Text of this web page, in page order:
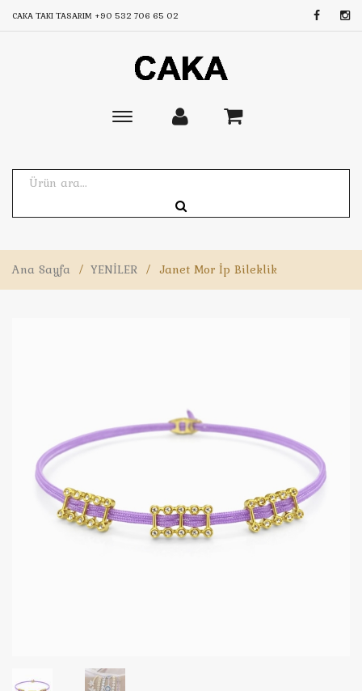
CAKA TAKI TASARIM +90 532 706 65 02
Toggle
Ana Sayfa / YENİLER / Janet Mor İp Bileklik